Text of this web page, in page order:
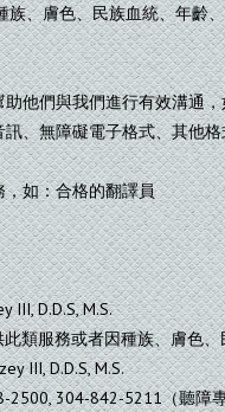
族、膚色、民族血統、年齡
他們與我們進行有效溝通，
、無障礙電子格式、其他格
如：合格的翻譯員
III, D.D.S, M.S.
類服務或者因種族、膚色
III, D.D.S, M.S.
304-842-5211（聽障